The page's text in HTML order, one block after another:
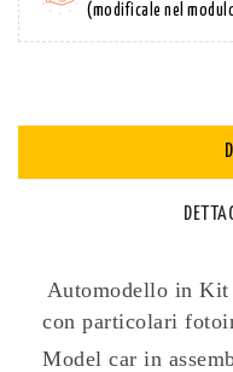
(modificale nel
Automodello in
con particolari
Model car in